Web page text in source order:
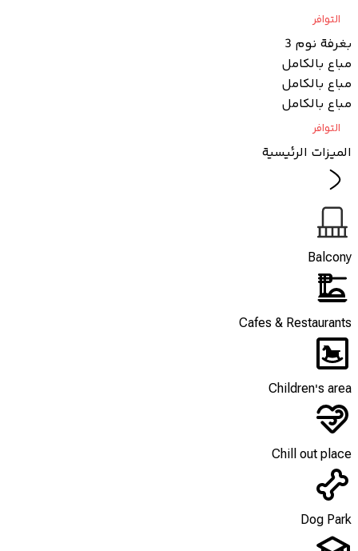
التوافر
بغرفة نوم 3
مباع بالكامل
مباع بالكامل
مباع بالكامل
التوافر
الميزات الرئيسية
Balcony
Cafes & Restaurants
Children's area
Chill out place
Dog Park